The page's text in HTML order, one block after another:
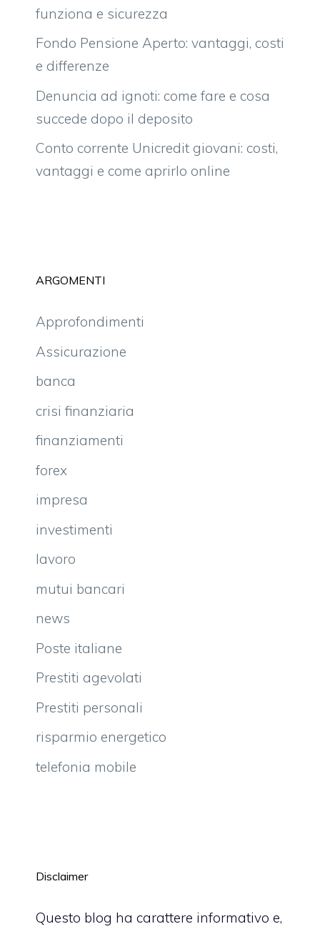
funziona e sicurezza
Fondo Pensione Aperto: vantaggi, costi
e differenze
Denuncia ad ignoti: come fare e cosa
succede dopo il deposito
Conto corrente Unicredit giovani: costi,
vantaggi e come aprirlo online
ARGOMENTI
Approfondimenti
Assicurazione
banca
crisi finanziaria
finanziamenti
forex
impresa
investimenti
lavoro
mutui bancari
news
Poste italiane
Prestiti agevolati
Prestiti personali
risparmio energetico
telefonia mobile
Disclaimer
Questo blog ha carattere informativo e,